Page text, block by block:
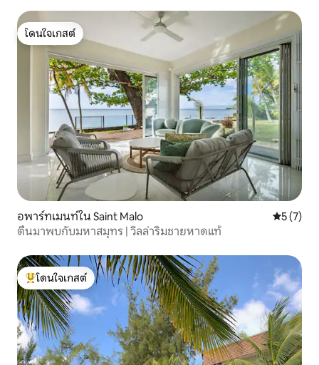
โดนใจเกสต์
โดนใจเกสต์
อพาร์ทเมนท์ใน Saint Malo คะแนนเฉ
5 (7)
ตื่นมาพบกับมหาสมุทร | วิลล่าริมชายหาดแท้
โดนใจเกสต์ที่สุด
โดนใจเกสต์